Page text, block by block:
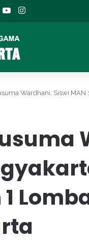
YouTube
Wardhani, Siswi MAN